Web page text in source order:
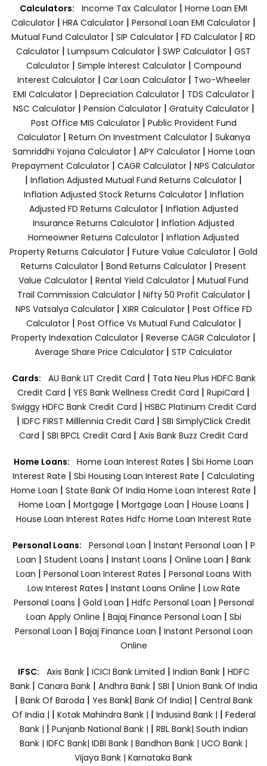
Calculators: Income Tax Calculator | Home Loan EMI
Calculator | HRA Calculator | Personal Loan EMI Calculator |
Mutual Fund Calculator | SIP Calculator | FD Calculator | RD
Calculator | Lumpsum Calculator | SWP Calculator | GST
Calculator| Simple Interest Calculator| Compound
Interest Calculator| Car Loan Calculator| Two-Wheeler
EMI Calculator| Depreciation Calculator| TDS Calculator|
NSC Calculator| Pension Calculator| Gratuity Calculator|
Post Office MIS Calculator| Public Provident Fund
Calculator| Return On Investment Calculator| Sukanya
Samriddhi Yojana Calculator| APY Calculator| Home Loan
Prepayment Calculator | CAGR Calculator | NPS Calculator
| Inflation Adjusted Mutual Fund Returns Calculator |
Inflation Adjusted Stock Returns Calculator| Inflation
Adjusted FD Returns Calculator| Inflation Adjusted
Insurance Returns Calculator | Inflation Adjusted
Homeowner Returns Calculator | Inflation Adjusted
Property Returns Calculator | Future Value Calculator | Gold
Returns Calculator | Bond Returns Calculator | Present
Value Calculator | Rental Yield Calculator | Mutual Fund
Trail Commission Calculator| Nifty 50 Profit Calculator|
NPS Vatsalya Calculator| XIRR Calculator| Post Office FD
Calculator| Post Office Vs Mutual Fund Calculator|
Property Indexation Calculator | Reverse CAGR Calculator |
Average Share Price Calculator | STP Calculator
Cards: AU Bank LIT Credit Card | Tata Neu Plus HDFC Bank
Credit Card | YES Bank Wellness Credit Card | RupiCard |
Swiggy HDFC Bank Credit Card | HSBC Platinum Credit Card
| IDFC FIRST Milllennia Credit Card | SBI SimplyClick Credit
Card | SBI BPCL Credit Card | Axis Bank Buzz Credit Card
Home Loans: Home Loan Interest Rates | Sbi Home Loan
Interest Rate | Sbi Housing Loan Interest Rate | Calculating
Home Loan | State Bank Of India Home Loan Interest Rate |
Home Loan | Mortgage | Mortgage Loan | House Loans |
House Loan Interest Rates Hdfc Home Loan Interest Rate
Personal Loans: Personal Loan | Instant Personal Loan | P
Loan | Student Loans | Instant Loans | Online Loan | Bank
Loan | Personal Loan Interest Rates | Personal Loans With
Low Interest Rates | Instant Loans Online | Low Rate
Personal Loans | Gold Loan | Hdfc Personal Loan | Personal
Loan Apply Online | Bajaj Finance Personal Loan | Sbi
Personal Loan | Bajaj Finance Loan | Instant Personal Loan
Online
IFSC: Axis Bank | ICICI Bank Limited | Indian Bank | HDFC
Bank| Canara Bank | Andhra Bank| SBI | Union Bank Of India
| Bank Of Baroda | Yes Bank| Bank Of India| | Central Bank
Of India | | Kotak Mahindra Bank | | Indusind Bank | | Federal
Bank | | Punjanb National Bank | | RBL Bank| South Indian
Bank | IDFC Bank| IDBI Bank | Bandhan Bank | UCO Bank |
Vijaya Bank | Karnataka Bank